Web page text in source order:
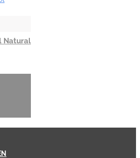
Natural